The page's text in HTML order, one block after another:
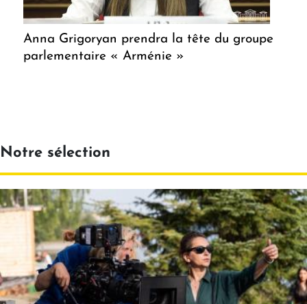
Anna Grigoryan prendra la tête du groupe
parlementaire « Arménie »
Notre sélection